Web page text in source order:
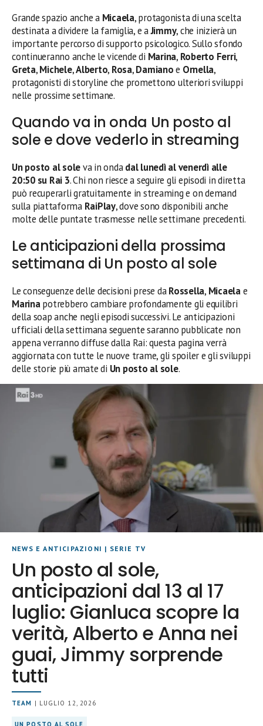
Grande spazio anche a Micaela, protagonista di una scelta
destinata a dividere la famiglia, e aJimmy, che inizierà un
importante percorso di supporto psicologico. Sullo sfondo
continueranno anche le vicende di Marina, Roberto Ferri,
Greta,Michele,Alberto, Rosa,Damianoe Ornella,
protagonisti di storyline che promettono ulteriori sviluppi
nelle prossime settimane.
Quando va in onda Un posto al
sole e dove vederlo in streaming
Un posto al soleva in ondadal lunedì al venerdì alle
20:50 su Rai 3. Chi non riesce a seguire gli episodi in diretta
può recuperarli gratuitamente in streaming e on demand
sulla piattaforma RaiPlay, dove sono disponibili anche
molte delle puntate trasmesse nelle settimane precedenti.
Le anticipazioni della prossima
settimana di Un posto al sole
Le conseguenze delle decisioni prese daRossella, Micaelae
Marinapotrebbero cambiare profondamente gli equilibri
della soap anche negli episodi successivi. Le anticipazioni
ufficiali della settimana seguente saranno pubblicate non
appena verranno diffuse dalla Rai: questa pagina verrà
aggiornata con tutte le nuove trame, gli spoiler e gli sviluppi
delle storie più amate di Un posto al sole.
NEWS E ANTICIPAZIONI | SERIE TV
Un posto al sole,
anticipazioni dal 13 al 17
luglio: Gianluca scopre la
verità, Alberto e Anna nei
guai, Jimmy sorprende
tutti
TEAM | LUGLIO 12, 2026
UN POSTO AL SOLE